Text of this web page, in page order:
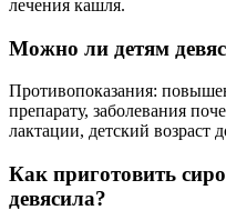
лечения кашля.
Можно ли детям
Противопоказания:
препарату, заболевания
лактации, детский возраст
Как приготовить
девясила?